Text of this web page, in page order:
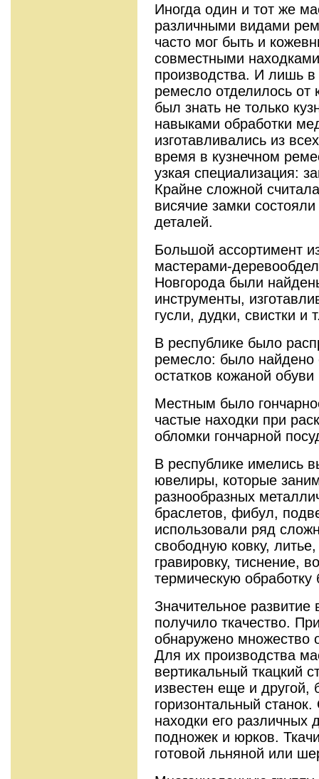
Иногда один и тот же
различными видами
часто мог быть и
совместными находками
производства. И лишь
ремесло отделилось
был знать не только
навыками обработки
изготавливались из
время в кузнечном
узкая специализация:
Крайне сложной
висячие замки
деталей.
Большой ассортимент
мастерами-
Новгорода были
инструменты,
гусли, дудки, свистки и
В республике было
ремесло: было найдено
остатков кожаной
Местным было
частые находки при
обломки гончарной
В республике имелись
ювелиры, которые
разнообразных
браслетов, фибул,
использовали ряд
свободную ковку, литье,
гравировку, тиснение,
термическую
Значительное развитие
получило ткачество.
обнаружено множество
Для их производства
вертикальный ткацкий
известен еще и другой,
горизонтальный
находки его различных
подножек и юрков.
готовой льняной или